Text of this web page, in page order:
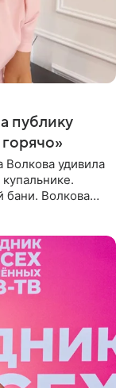
публику
Волкова удивила
бани. Волкова